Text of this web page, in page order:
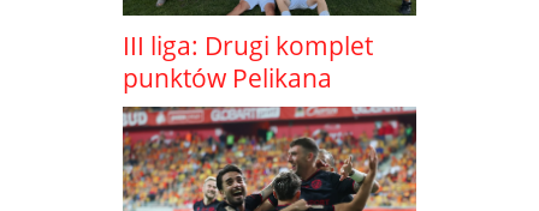
III liga: Drugi komplet
punktów Pelikana